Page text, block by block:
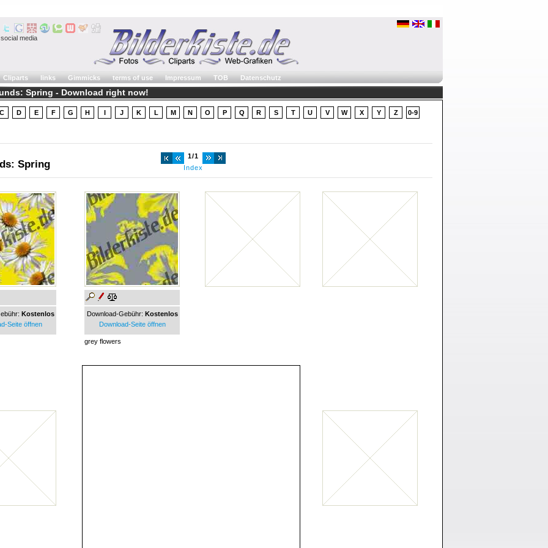
social media
Cliparts links Gimmicks terms of use Impressum TOB Datenschutz
Spring - Download right now!
C D E F G H I J K L M N O P Q R S T U V W X Y Z 0-9
Spring
1/1
Index
Kostenlos
Seite öffnen
Download-Gebühr: Kostenlos
Download-Seite öffnen
grey flowers